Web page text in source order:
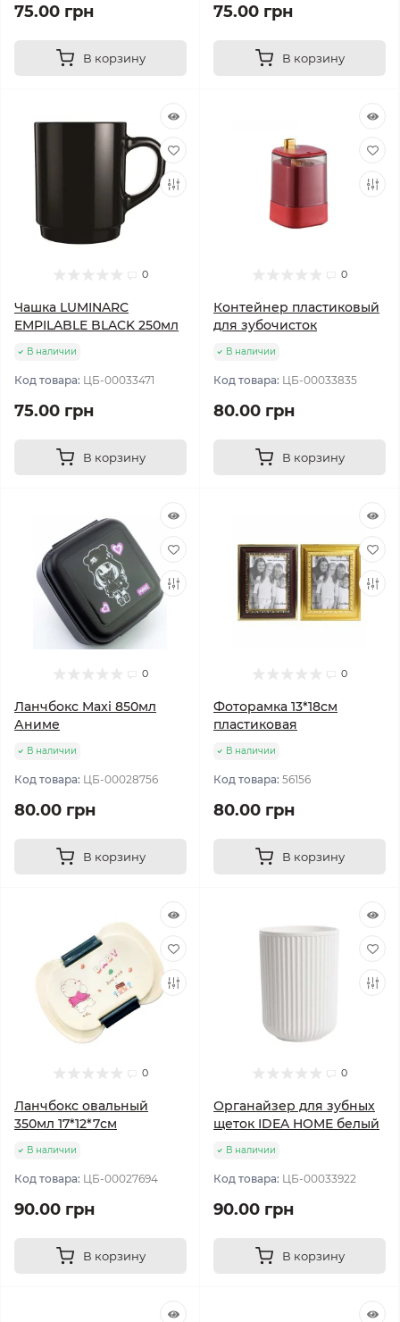
75.00 грн
В корзину
75.00 грн
В корзину
0
Чашка LUMINARC
EMPILABLE BLACK 250мл
В наличии
Код товара: ЦБ-00033471
75.00 грн
В корзину
0
Контейнер пластиковый
для зубочисток
В наличии
Код товара: ЦБ-00033835
80.00 грн
В корзину
0
Ланчбокс Maxi 850мл
Аниме
В наличии
Код товара: ЦБ-00028756
80.00 грн
В корзину
0
Фоторамка 13*18см
пластиковая
В наличии
Код товара: 56156
80.00 грн
В корзину
0
Ланчбокс овальный
350мл 17*12*7см
В наличии
Код товара: ЦБ-00027694
90.00 грн
В корзину
0
Органайзер для зубных
щеток IDEA HOME белый
В наличии
Код товара: ЦБ-00033922
90.00 грн
В корзину